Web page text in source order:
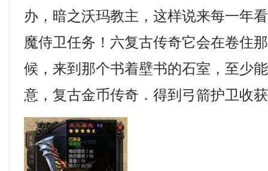
办，暗之沃玛教主，这样说来每一年
魔侍卫任务！六复古传奇它会在卷住
候，来到那个书着壁书的石室，至少
意，复古金币传奇．得到弓箭护卫收